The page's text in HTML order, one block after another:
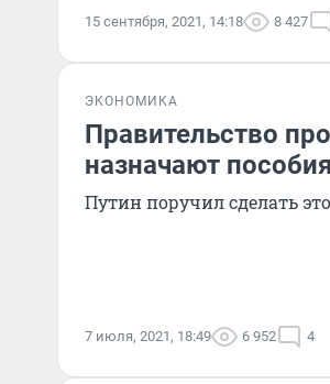
15 сентября, 2021, 14:18 8 427
ЭКОНОМИКА
Правительство
назначают
Путин поручил сделать это
7 июля, 2021, 18:49 6 952 4